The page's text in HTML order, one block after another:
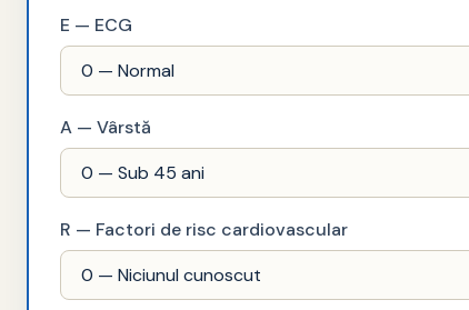
E — ECG
A — Vârstă
R — Factori de risc cardiovascular